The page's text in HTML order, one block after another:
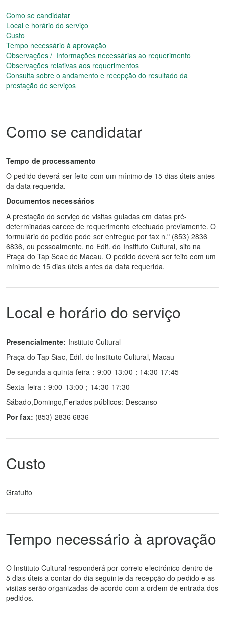
Como se candidatar
Local e horário do serviço
Custo
Tempo necessário à aprovação
Observações / Informações necessárias ao requerimento
Observações relativas aos requerimentos
Consulta sobre o andamento e recepção do resultado da
prestação de serviços
Como se candidatar
Tempo de processamento
O pedido deverá ser feito com um mínimo de 15 dias úteis antes
da data requerida.
Documentos necessários
A prestação do serviço de visitas guiadas em datas pré-
determinadas carece de requerimento efectuado previamente. O
formulário do pedido pode ser entregue por fax n.º (853) 2836
6836, ou pessoalmente, no Edif. do Instituto Cultural, sito na
Praça do Tap Seac de Macau. O pedido deverá ser feito com um
mínimo de 15 dias úteis antes da data requerida.
Local e horário do serviço
Presencialmente: Instituto Cultural
Praça do Tap Siac, Edif. do Instituto Cultural, Macau
De segunda a quinta-feira：9:00-13:00；14:30-17:45
Sexta-feira：9:00-13:00；14:30-17:30
Sábado,Domingo,Feriados públicos: Descanso
Por fax: (853) 2836 6836
Custo
Gratuito
Tempo necessário à aprovação
O Instituto Cultural responderá por correio electrónico dentro de
5 dias úteis a contar do dia seguinte da recepção do pedido e as
visitas serão organizadas de acordo com a ordem de entrada dos
pedidos.